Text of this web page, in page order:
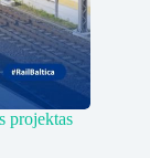
projektas